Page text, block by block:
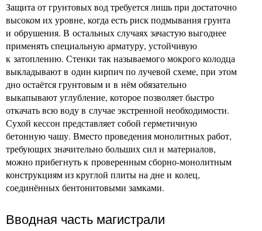
Защита от грунтовых вод требуется лишь при достаточно
высоком их уровне, когда есть риск подмывания грунта
и обрушения. В остальных случаях зачастую выгоднее
применять специальную арматуру, устойчивую
к затоплению. Стенки так называемого мокрого колодца
выкладывают в один кирпич по лучевой схеме, при этом
дно остаётся грунтовым и в нём обязательно
выкапывают углубление, которое позволяет быстро
откачать всю воду в случае экстренной необходимости.
Сухой кессон представляет собой герметичную
бетонную чашу. Вместо проведения монолитных работ,
требующих значительно больших сил и материалов,
можно прибегнуть к проверенным сборно-монолитным
конструкциям из круглой плиты на дне и колец,
соединённых бентонитовыми замками.
Вводная часть магистрали